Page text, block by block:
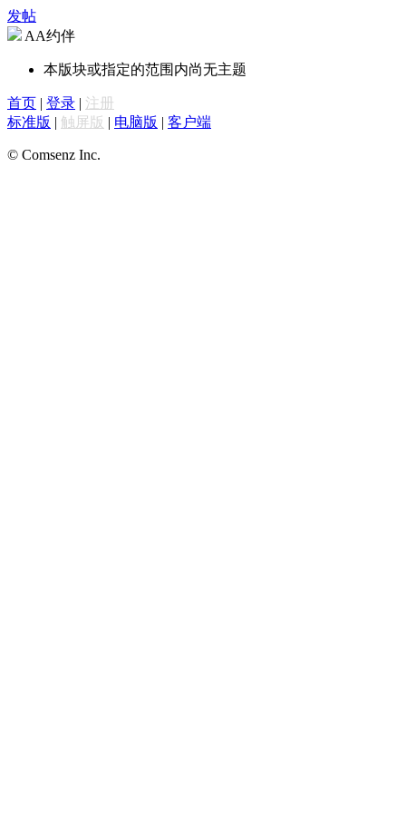
发帖
AA约伴
本版块或指定的范围内尚无主题
首页 | 登录 | 注册
标准版 | 触屏版 | 电脑版 | 客户端
© Comsenz Inc.